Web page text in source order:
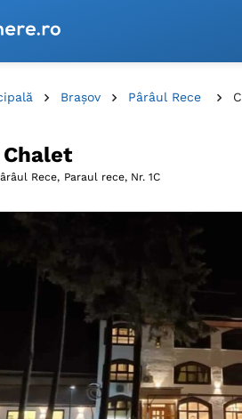
Brașov Pârâul Rece
Rece, Paraul rece, Nr. 1C